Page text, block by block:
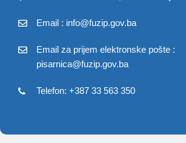
Email : info@fuzip.gov.ba
Email za prijem elektronske pošte :
pisarnica@fuzip.gov.ba
Telefon: +387 33 563 350